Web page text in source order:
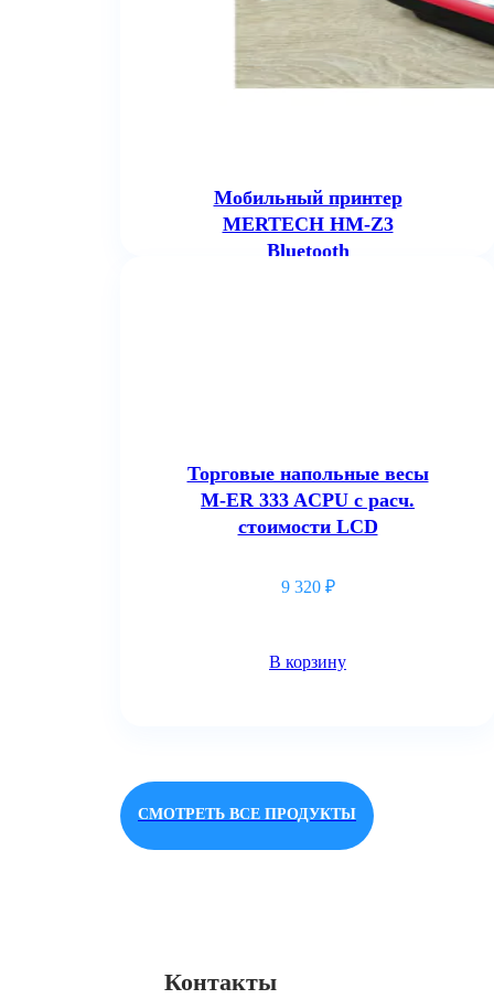
Мобильный принтер
MERTECH HM-Z3
Bluetooth
Торговые напольные весы
M-ER 333 ACPU с расч.
стоимости LCD
9 320 ₽
В корзину
СМОТРЕТЬ ВСЕ ПРОДУКТЫ
Контакты